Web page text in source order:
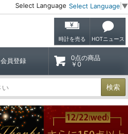
Select Language Select Language ▼
時計を売る HOTニュース
会員登録
0点の商品
￥0
検索